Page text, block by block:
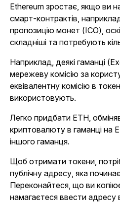
Ethereum зростає, якщо ви
смарт-контрактів,
пропозицію монет (ICO),
складніші та потребують
Наприклад, деякі гаманці
мережеву комісію за
еквівалентну комісію в
використовують.
Легко придбати ETH,
криптовалюту в гаманці на
іншого гаманця.
Щоб отримати токени,
публічну адресу, яка
Переконайтеся, що ви
намагаєтеся ввести адресу